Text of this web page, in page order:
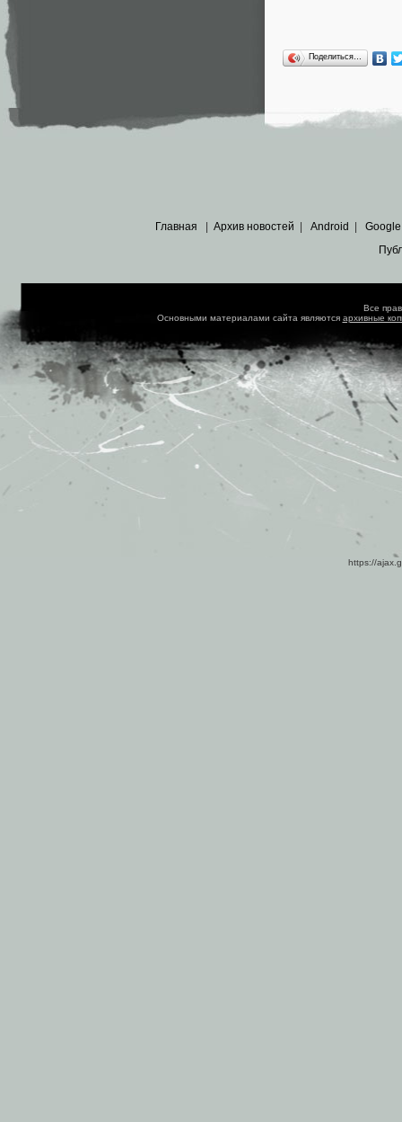
Поделиться…
Главная Архив новостей Android Google
Все
Основными материалами сайта являются архивные
https://